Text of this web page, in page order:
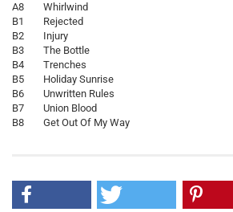
A8 Whirlwind
B1 Rejected
B2 Injury
B3 The Bottle
B4 Trenches
B5 Holiday Sunrise
B6 Unwritten Rules
B7 Union Blood
B8 Get Out Of My Way